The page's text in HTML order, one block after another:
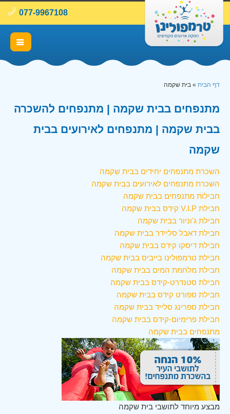
077-9967108
דף הבית » בית שקמה
מתנפחים בבית שקמה | מתנפחים להשכרה
בבית שקמה | מתנפחים לאירועים בבית
שקמה
השכרת מתנפחים יחידים בבית שקמה
השכרת מתנפחים לאירועים בבית שקמה
חבילות מתנפחים בבית שקמה
חבילת V.I.P קידס בבית שקמה
חבילת ג'וניור בבית שקמה
חבילת דאבל סליידר בבית שקמה
חבילת דיסקו קידס בבית שקמה
חבילת טרמפולינו בייביס בבית שקמה
חבילת מלחמת המים בבית שקמה
חבילת סטנדרט-קידס בבית שקמה
חבילת ספורט קידס בבית שקמה
חבילת ספרינג סלייד בבית שקמה
חבילת פרימיום-קידס בבית שקמה
מתנפחים בבית שקמה
מבצע מיוחד לתושבי בית שקמה